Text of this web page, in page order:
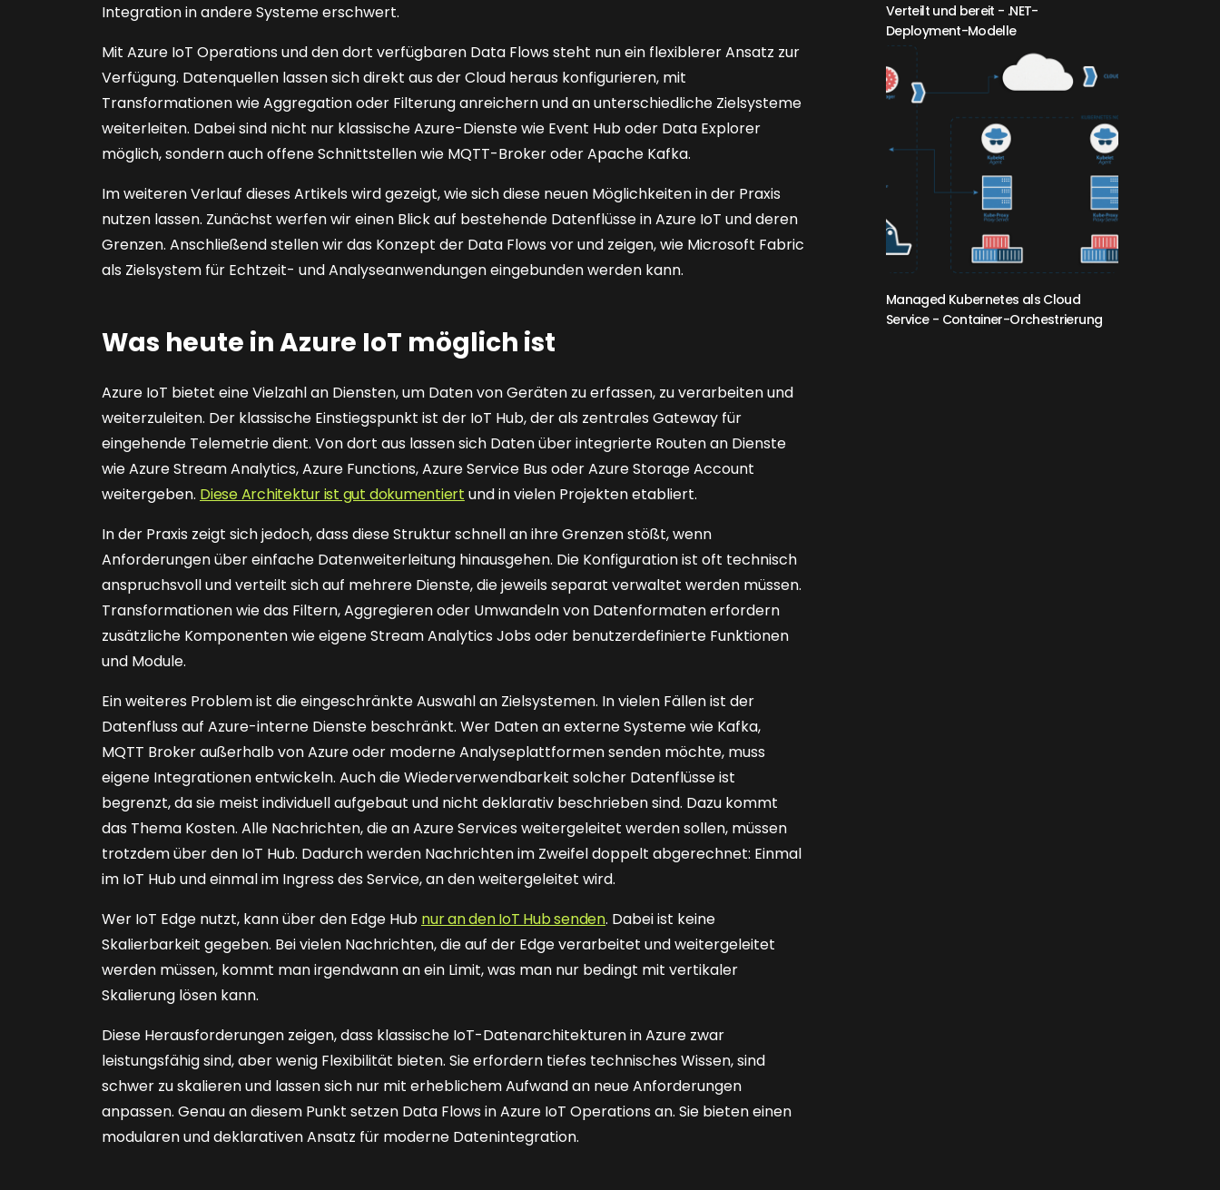
Integration in andere Systeme erschwert.
Mit Azure IoT Operations und den dort verfügbaren Data Flows steht nun ein flexiblerer Ansatz zur
Verfügung. Datenquellen lassen sich direkt aus der Cloud heraus konfigurieren, mit
Transformationen wie Aggregation oder Filterung anreichern und an unterschiedliche Zielsysteme
weiterleiten. Dabei sind nicht nur klassische Azure-Dienste wie Event Hub oder Data Explorer
möglich, sondern auch offene Schnittstellen wie MQTT-Broker oder Apache Kafka.
Im weiteren Verlauf dieses Artikels wird gezeigt, wie sich diese neuen Möglichkeiten in der Praxis
nutzen lassen. Zunächst werfen wir einen Blick auf bestehende Datenflüsse in Azure IoT und deren
Grenzen. Anschließend stellen wir das Konzept der Data Flows vor und zeigen, wie Microsoft Fabric
als Zielsystem für Echtzeit- und Analyseanwendungen eingebunden werden kann.
Was heute in Azure IoT möglich ist
Azure IoT bietet eine Vielzahl an Diensten, um Daten von Geräten zu erfassen, zu verarbeiten und
weiterzuleiten. Der klassische Einstiegspunkt ist der IoT Hub, der als zentrales Gateway für
eingehende Telemetrie dient. Von dort aus lassen sich Daten über integrierte Routen an Dienste
wie Azure Stream Analytics, Azure Functions, Azure Service Bus oder Azure Storage Account
weitergeben. Diese Architektur ist gut dokumentiert und in vielen Projekten etabliert.
In der Praxis zeigt sich jedoch, dass diese Struktur schnell an ihre Grenzen stößt, wenn
Anforderungen über einfache Datenweiterleitung hinausgehen. Die Konfiguration ist oft technisch
anspruchsvoll und verteilt sich auf mehrere Dienste, die jeweils separat verwaltet werden müssen.
Transformationen wie das Filtern, Aggregieren oder Umwandeln von Datenformaten erfordern
zusätzliche Komponenten wie eigene Stream Analytics Jobs oder benutzerdefinierte Funktionen
und Module.
Ein weiteres Problem ist die eingeschränkte Auswahl an Zielsystemen. In vielen Fällen ist der
Datenfluss auf Azure-interne Dienste beschränkt. Wer Daten an externe Systeme wie Kafka,
MQTT Broker außerhalb von Azure oder moderne Analyseplattformen senden möchte, muss
eigene Integrationen entwickeln. Auch die Wiederverwendbarkeit solcher Datenflüsse ist
begrenzt, da sie meist individuell aufgebaut und nicht deklarativ beschrieben sind. Dazu kommt
das Thema Kosten. Alle Nachrichten, die an Azure Services weitergeleitet werden sollen, müssen
trotzdem über den IoT Hub. Dadurch werden Nachrichten im Zweifel doppelt abgerechnet: Einmal
im IoT Hub und einmal im Ingress des Service, an den weitergeleitet wird.
Wer IoT Edge nutzt, kann über den Edge Hub nur an den IoT Hub senden. Dabei ist keine
Skalierbarkeit gegeben. Bei vielen Nachrichten, die auf der Edge verarbeitet und weitergeleitet
werden müssen, kommt man irgendwann an ein Limit, was man nur bedingt mit vertikaler
Skalierung lösen kann.
Diese Herausforderungen zeigen, dass klassische IoT-Datenarchitekturen in Azure zwar
leistungsfähig sind, aber wenig Flexibilität bieten. Sie erfordern tiefes technisches Wissen, sind
schwer zu skalieren und lassen sich nur mit erheblichem Aufwand an neue Anforderungen
anpassen. Genau an diesem Punkt setzen Data Flows in Azure IoT Operations an. Sie bieten einen
modularen und deklarativen Ansatz für moderne Datenintegration.
Verteilt und bereit - .NET-
Deployment-Modelle
Managed Kubernetes als Cloud
Service - Container-Orchestrierung